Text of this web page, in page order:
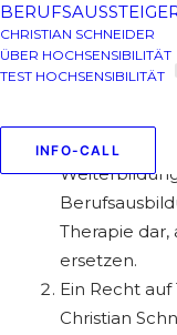
CHRISTIAN SCHNEIDER
ÜBER HOCHSENSIBILITÄT
TEST HOCHSENSIBILITÄT
INFO-CALL
Die
grundsätzlich
Teilnahme
Therapie dar,
ersetzen.
Ein Recht
Christian